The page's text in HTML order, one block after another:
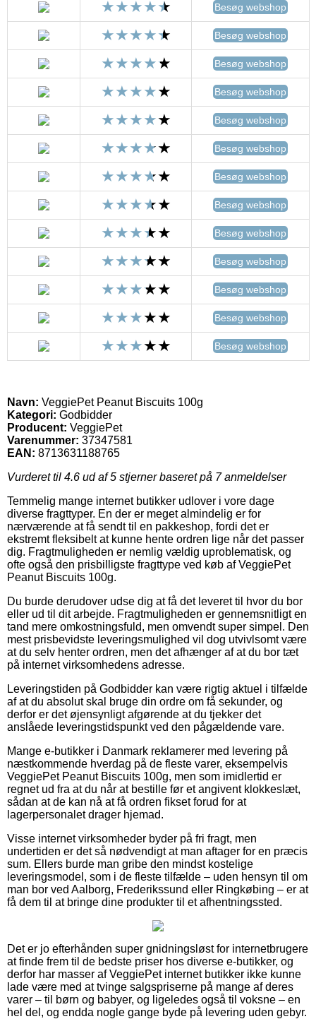
Besøg webshop
Besøg webshop
Besøg webshop
Besøg webshop
Besøg webshop
Besøg webshop
Besøg webshop
Besøg webshop
Besøg webshop
Besøg webshop
Besøg webshop
Besøg webshop
Besøg webshop
Navn: VeggiePet Peanut Biscuits 100g
Kategori: Godbidder
Producent: VeggiePet
Varenummer: 37347581
EAN: 8713631188765
Vurderet til 4.6 ud af 5 stjerner baseret på 7anmeldelser
Temmelig mange internet butikker udlover i vore dage
diverse fragttyper. En der er meget almindelig er for
nærværende at få sendt til en pakkeshop, fordi det er
ekstremt fleksibelt at kunne hente ordren lige når det passer
dig. Fragtmuligheden er nemlig vældig uproblematisk, og
ofte også den prisbilligste fragttype ved køb af VeggiePet
Peanut Biscuits 100g.
Du burde derudover udse dig at få det leveret til hvor du bor
eller ud til dit arbejde. Fragtmuligheden er gennemsnitligt en
tand mere omkostningsfuld, men omvendt super simpel. Den
mest prisbevidste leveringsmulighed vil dog utvivlsomt være
at du selv henter ordren, men det afhænger af at du bor tæt
på internet virksomhedens adresse.
Leveringstiden på Godbidder kan være rigtig aktuel i tilfælde
af at du absolut skal bruge din ordre om få sekunder, og
derfor er det øjensynligt afgørende at du tjekker det
anslåede leveringstidspunkt ved den pågældende vare.
Mange e-butikker i Danmark reklamerer med levering på
næstkommende hverdag på de fleste varer, eksempelvis
VeggiePet Peanut Biscuits 100g, men som imidlertid er
regnet ud fra at du når at bestille før et angivent klokkeslæt,
sådan at de kan nå at få ordren fikset forud for at
lagerpersonalet drager hjemad.
Visse internet virksomheder byder på fri fragt, men
undertiden er det så nødvendigt at man aftager for en præcis
sum. Ellers burde man gribe den mindst kostelige
leveringsmodel, som i de fleste tilfælde – uden hensyn til om
man bor ved Aalborg, Frederikssund eller Ringkøbing – er at
få dem til at bringe dine produkter til et afhentningssted.
Det er jo efterhånden super gnidningsløst for internetbrugere
at finde frem til de bedste priser hos diverse e-butikker, og
derfor har masser af VeggiePet internet butikker ikke kunne
lade være med at tvinge salgspriserne på mange af deres
varer – til børn og babyer, og ligeledes også til voksne – en
hel del, og endda nogle gange byde på levering uden gebyr.